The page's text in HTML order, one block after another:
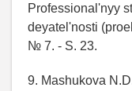
Professional'nyy
deyatel'nosti
№ 7. - S. 23.
9. Mashukova